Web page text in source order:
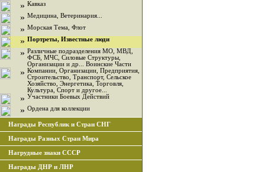
» Кавказ
» Медицина, Ветеринария...
» Морская Тема, Флот
» Портреты, Известные люди
» Различные подразделения МО, МВД,
ФСБ, МЧС, Силовые Структуры,
Организации и др... Воинские Части
» Компании, Организации, Предприятия,
Строительство, Транспорт, Сельское
Хозяйство, Энергетика, Торговля,
Культура, Спорт и другое...
» Участники Боевых Действий
» Ордена для коллекции
Награды Республик и Стран СНГ
Награды Разных Стран Мира
Нагрудные знаки СССР
Награды ДНР и ЛНР